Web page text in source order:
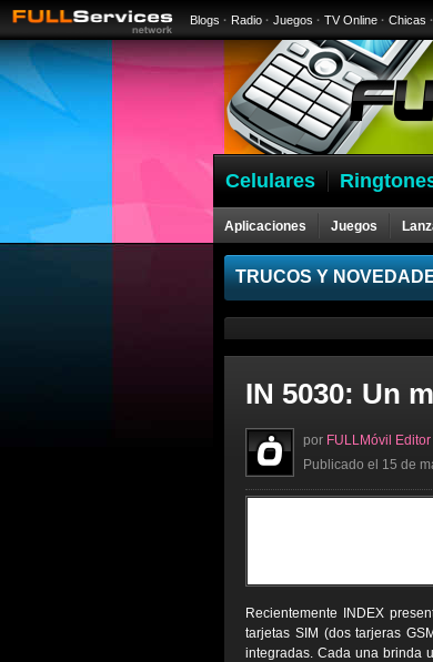
Blogs · Radio · Juegos · TV Online · Chicas ·
Celulares
Aplicaciones Juegos
Celulares
TRUCOS Y
IN 5030: Un
por FULLMóvil Editor
Publicado el 15 de
Recientemente INDEX
tarjetas SIM (dos tarjeras
integradas. Cada una brinda